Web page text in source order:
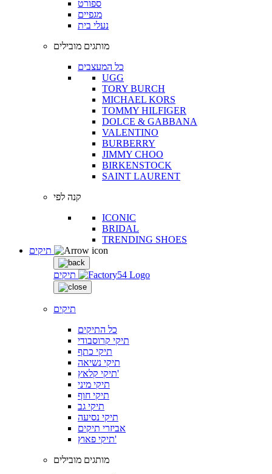
ספורט
מגפיים
נעלי בית
מותגים מובילים
כל המעצבים
UGG
TORY BURCH
MICHAEL KORS
TOMMY HILFIGER
DOLCE & GABBANA
VALENTINO
BURBERRY
JIMMY CHOO
BIRKENSTOCK
SAINT LAURENT
קנה לפי
ICONIC
BRIDAL
TRENDING SHOES
תיקים
תיקים
כל התיקים
תיקי קרוסבודי
תיקי כתף
תיקי נשיאה
תיקי קלאץ'
תיקי מיני
תיקי חוף
תיקי גב
תיקי נסיעה
אביזרי תיקים
תיקי פאוץ'
מותגים מובילים